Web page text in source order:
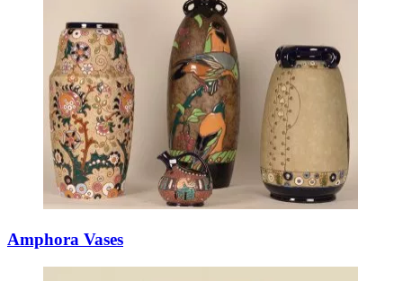
Amphora Vases